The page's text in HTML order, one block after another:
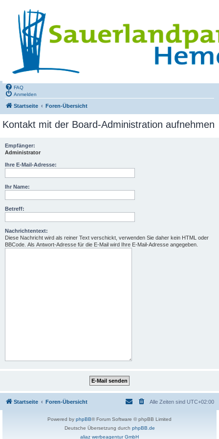
FAQ
Anmelden
Startseite Foren-Übersicht
Kontakt mit der Board-Administration aufnehmen
Empfänger:
Administrator
Ihre E-Mail-Adresse:
Ihr Name:
Betreff:
Nachrichtentext:
Diese Nachricht wird als reiner Text verschickt, verwenden Sie daher kein HTML oder
BBCode. Als Antwort-Adresse für die E-Mail wird Ihre E-Mail-Adresse angegeben.
Startseite Foren-Übersicht Alle Zeiten sind UTC+02:00
Powered by phpBB® Forum Software © phpBB Limited
Deutsche Übersetzung durch phpBB.de
aliaz werbeagentur GmbH